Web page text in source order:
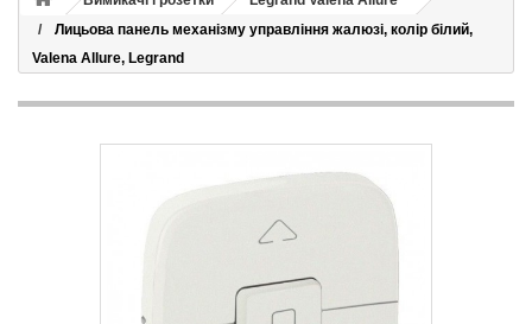
Лицьова панель механізму управління жалюзі, колір білий,
Valena Allure, Legrand